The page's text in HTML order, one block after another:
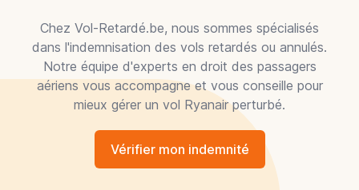
Chez Vol-Retardé.be, nous sommes spécialisés
dans l'indemnisation des vols retardés ou annulés.
Notre équipe d'experts en droit des passagers
aériens vous accompagne et vous conseille pour
mieux gérer un vol Ryanair perturbé.
Vérifier mon indemnité